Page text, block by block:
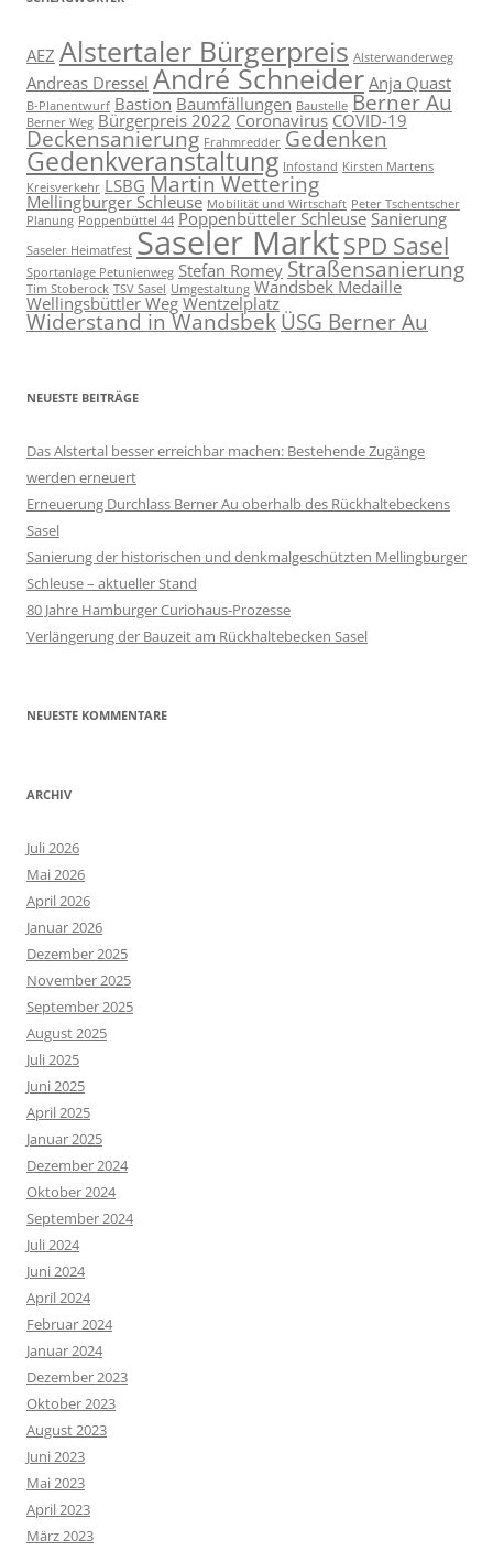
AEZ Alstertaler Bürgerpreis Alsterwanderweg
Andreas Dressel André SchneiderAnja Quast
B-Planentwurf Bastion Baumfällungen Baustelle Berner Au
Berner Weg Bürgerpreis 2022CoronavirusCOVID-19
Deckensanierung Frahmredder Gedenken
Gedenkveranstaltung Infostand Kirsten Martens
Kreisverkehr LSBG Martin Wettering
Mellingburger Schleuse Mobilität und Wirtschaft Peter Tschentscher
Planung Poppenbüttel 44 Poppenbütteler SchleuseSanierung
Saseler Heimatfest Saseler MarktSPD Sasel
Sportanlage Petunienweg Stefan RomeyStraßensanierung
Tim Stoberock TSV Sasel Umgestaltung Wandsbek Medaille
Wellingsbüttler WegWentzelplatz
Widerstand in Wandsbek ÜSG Berner Au
NEUESTE BEITRÄGE
Das Alstertal besser erreichbar machen: Bestehende Zugänge
werden erneuert
Erneuerung Durchlass Berner Au oberhalb des Rückhalte­beckens
Sasel
Sanierung der historischen und denkmalgeschützten Mellingburger
Schleuse – aktueller Stand
80 Jahre Hamburger Curiohaus-Prozesse
Verlängerung der Bauzeit am Rückhaltebecken Sasel
NEUESTE KOMMENTARE
ARCHIV
Juli 2026
Mai 2026
April 2026
Januar 2026
Dezember 2025
November 2025
September 2025
August 2025
Juli 2025
Juni 2025
April 2025
Januar 2025
Dezember 2024
Oktober 2024
September 2024
Juli 2024
Juni 2024
April 2024
Februar 2024
Januar 2024
Dezember 2023
Oktober 2023
August 2023
Juni 2023
Mai 2023
April 2023
März 2023